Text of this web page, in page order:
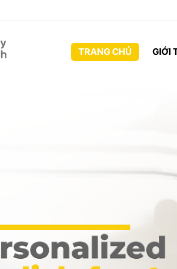
TRANG CHỦ GIỚI